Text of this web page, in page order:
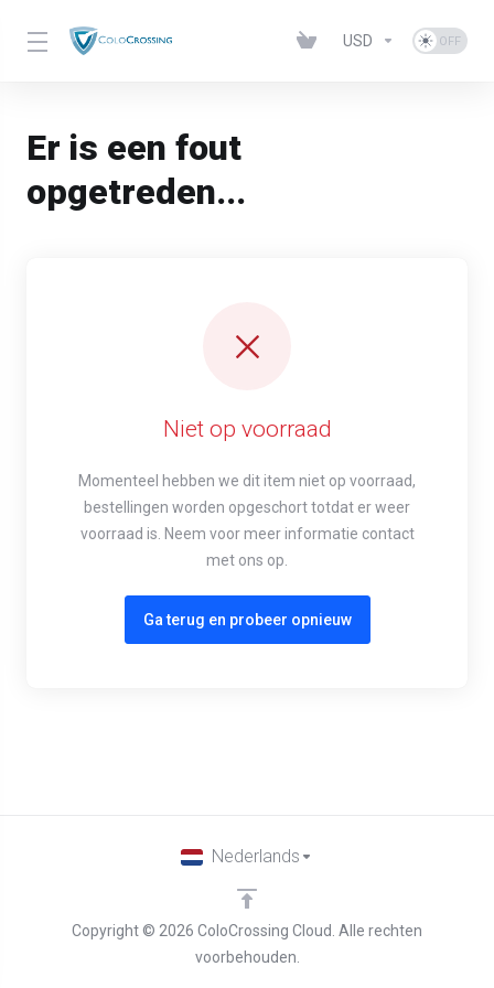
USD
Er is een fout
opgetreden...
Niet op voorraad
Momenteel hebben we dit item niet op voorraad,
bestellingen worden opgeschort totdat er weer
voorraad is. Neem voor meer informatie contact
met ons op.
Ga terug en probeer opnieuw
Copyright © 2026 ColoCrossing Cloud. Alle rechten
voorbehouden.
Nederlands